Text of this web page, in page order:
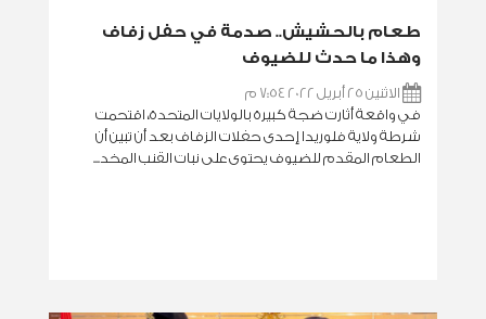
طعام بالحشيش.. صدمة في حفل زفاف
وهذا ما حدث للضيوف
الاثنين 25 أبريل 2022 7:54 م
في واقعة أثارت ضجة كبيرة بالولايات المتحدة، اقتحمت
شرطة ولاية فلوريدا إحدى حفلات الزفاف بعد أن تبين أن
الطعام المقدم للضيوف يحتوى على نبات القنب المخد...